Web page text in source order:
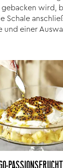
wird,
Schale
und einer